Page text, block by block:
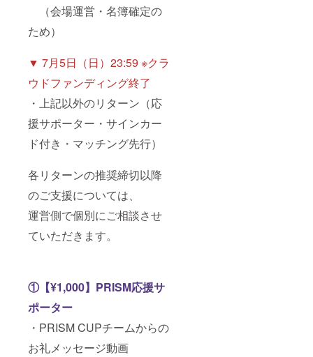
（会場運営・名簿確定の
ため）
▼ 7月5日（日）23:59 ※クラ
ウドファンディング終了
・上記以外のリターン（応
援サポーター・サインカー
ド付き・マッチング先行）
各リターンの推奨締切以降
のご支援については、
運営側で個別にご相談させ
ていただきます。
①【¥1,000】PRISM応援サ
ポーター
・PRISM CUPチームからの
お礼メッセージ動画